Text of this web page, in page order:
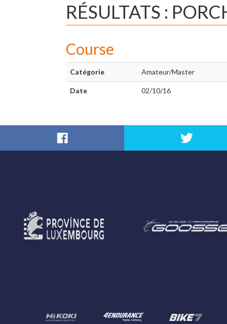
RÉSULTATS :
Course
Catégorie Amateur/Master
Date 02/10/16